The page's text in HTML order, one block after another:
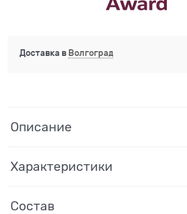
Доставка в Волгоград
Описание
Характеристики
Состав